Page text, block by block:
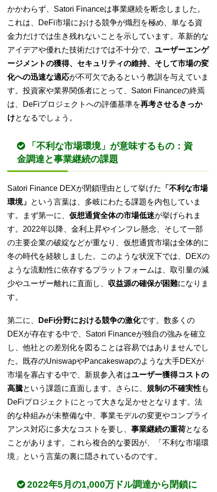
かかわらず、Satori Financeは事業継続を断念しました。
これは、DeFi市場における競争が熾烈を極め、単なる資
金力だけでは生き残れないことを示しています。革新的な
アイデアや優れた技術だけでは不十分で、 ユーザーエンゲ
ージメントの獲得、セキュリティの維持、そして市場の変
化への迅速な適応が不可欠であるという教訓を与えていま
す。投資家や業界関係者にとって、Satori Financeの終焉
は、DeFiプロジェクトへの評価基準を再考させるきっか
けとなるでしょう。
「不利な市場環境」が意味するもの：資
金調達と事業継続の課題
Satori Finance DEXが閉鎖理由として挙げた
「不利な市場
環境」
という言葉は、多岐にわたる課題を内包していま
す。まず第一に、 仮想通貨全体の市場低迷が挙げられま
す。2022年以降、金利上昇やインフレ懸念、そして一部
の主要企業の破綻などが重なり、仮想通貨市場は全体的に
冬の時代を経験しました。このような状況下では、DEXの
ような流動性に依存するプラットフォームは、取引量の減
少やユーザー離れに直面し、 収益源の確保が困難になりま
す。
第二に、 DeFi分野における競争の激化です。数多くの
DEXが存在する中で、Satori Financeが独自の強みを確立
し、他社との差別化を図ることは容易ではありませんでし
た。既存のUniswapやPancakeswapのような大手DEXが
市場を寡占する中で、新規参入者はユーザー獲得コストの
高騰という課題に直面します。さらに、 規制の不確実性も
DeFiプロジェクトにとって大きな足かせとなります。法
的な枠組みが未整備な中、事業モデルの変更やコンプライ
アンス対応に多大なコストを要し、 事業継続の重荷となる
ことがあります。これら複合的な要因が、「不利な市場環
境」という言葉の裏に隠されているのです。
2022年5月の1,000万ドル調達から閉鎖に